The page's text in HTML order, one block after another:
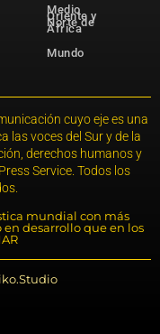
Medio
Oriente y
Norte de
África
Mundo
cuyo eje es una
las voces del Sur y de la
derechos humanos y
Service. Todos los
mundial con más
desarrollo que en los